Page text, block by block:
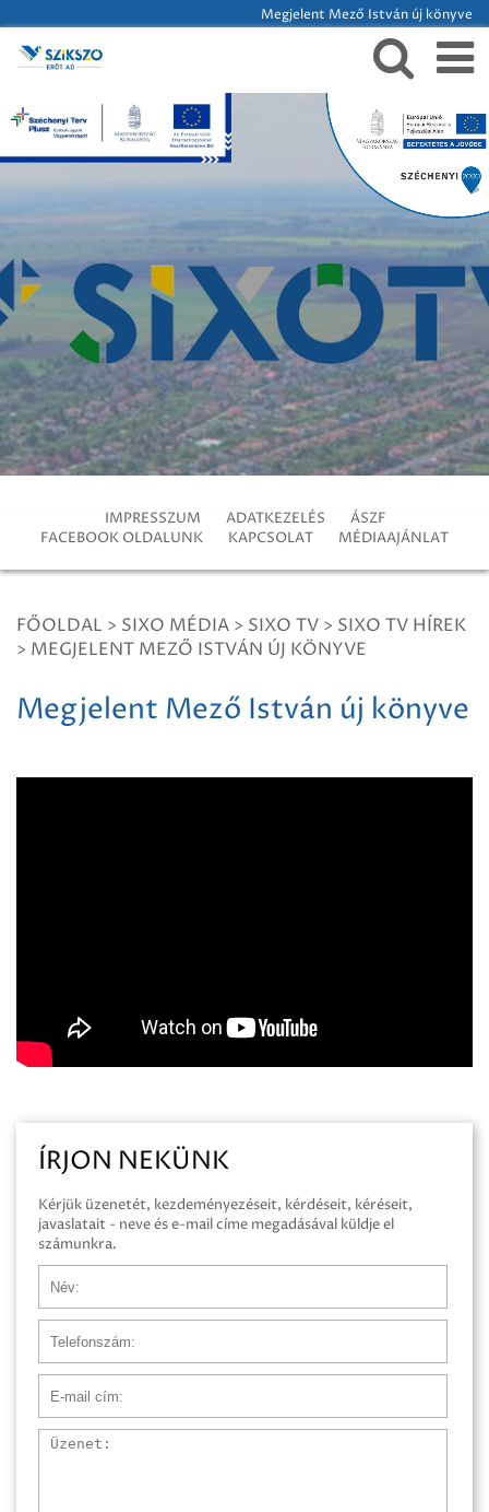
Megjelent Mező István új könyve
IMPRESSZUM ADATKEZELÉS
ÁSZF
FACEBOOK OLDALUNK
KAPCSOLAT MÉDIAAJÁNLAT
FŐOLDAL > SIXO MÉDIA > SIXO TV > SIXO TV HÍREK
> MEGJELENT MEZŐ ISTVÁN ÚJ KÖNYVE
Megjelent Mező István új könyve
ÍRJON NEKÜNK
Kérjük üzenetét, kezdeményezéseit, kérdéseit, kéréseit,
javaslatait - neve és e-mail címe megadásával küldje el
számunkra.
Üzenet